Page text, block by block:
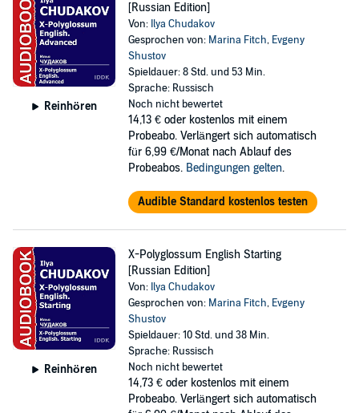
Reinhören
[Russian Edition]
Von: Ilya Chudakov
Gesprochen von: Marina Fitch, Evgeny
Shustov
Spieldauer: 8 Std. und 53 Min.
Sprache: Russisch
Noch nicht bewertet
14,13 € oder kostenlos mit einem
Probeabo. Verlängert sich automatisch
für 6,99 €/Monat nach Ablauf des
Probeabos. Bedingungen gelten.
Audible Standard kostenlos testen
Reinhören
X-Polyglossum English Starting
[Russian Edition]
Von: Ilya Chudakov
Gesprochen von: Marina Fitch, Evgeny
Shustov
Spieldauer: 10 Std. und 38 Min.
Sprache: Russisch
Noch nicht bewertet
14,73 € oder kostenlos mit einem
Probeabo. Verlängert sich automatisch